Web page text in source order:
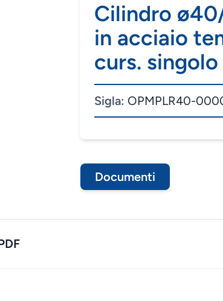
Cilindro
in acciaio
curs. singolo
Sigla: OPMPLR40-
Documenti